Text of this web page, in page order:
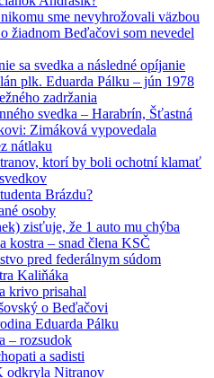
sme nevyhrožovali väzbou
žiadnom Beďačovi som nevedel
sa svedka a následné opíjanie
plk. Eduarda Pálku – jún 1978
zadržania
svedka – Harabrín, Šťastná
Zimáková vypovedala
nátlaku
ktorí by boli ochotní klamať
Brázdu?
osoby
zisťuje, že 1 auto mu chýba
kostra – snad člena KSČ
pred federálnym súdom
Kaliňáka
krivo prisahal
o Beďačovi
Eduarda Pálku
– rozsudok
a sadisti
Nitranov